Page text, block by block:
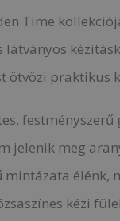
Time
látványos
ötvözi praktikus
jelenik meg
mintázata élénk,
kézi